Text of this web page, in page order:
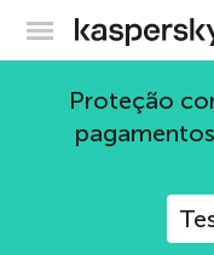
Proteção